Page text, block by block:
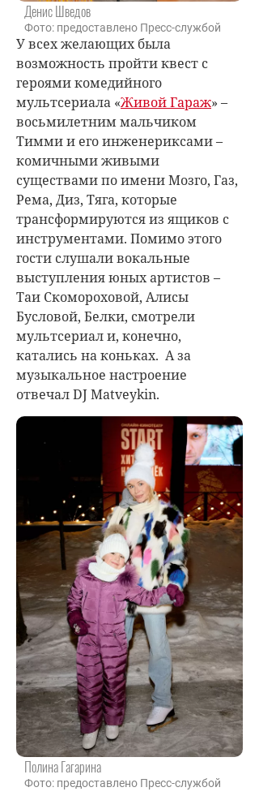
Денис Шведов
Фото: предоставлено Пресс-службой
У всех желающих была
возможность пройти квест с
героями комедийного
мультсериала «Живой Гараж» –
восьмилетним мальчиком
Тимми и его инженериксами –
комичными живыми
существами по имени Мозго, Газ,
Рема, Диз, Тяга, которые
трансформируются из ящиков с
инструментами. Помимо этого
гости слушали вокальные
выступления юных артистов –
Таи Скомороховой, Алисы
Бусловой, Белки, смотрели
мультсериал и, конечно,
катались на коньках. А за
музыкальное настроение
отвечал DJ Matveykin.
Полина Гагарина
Фото: предоставлено Пресс-службой